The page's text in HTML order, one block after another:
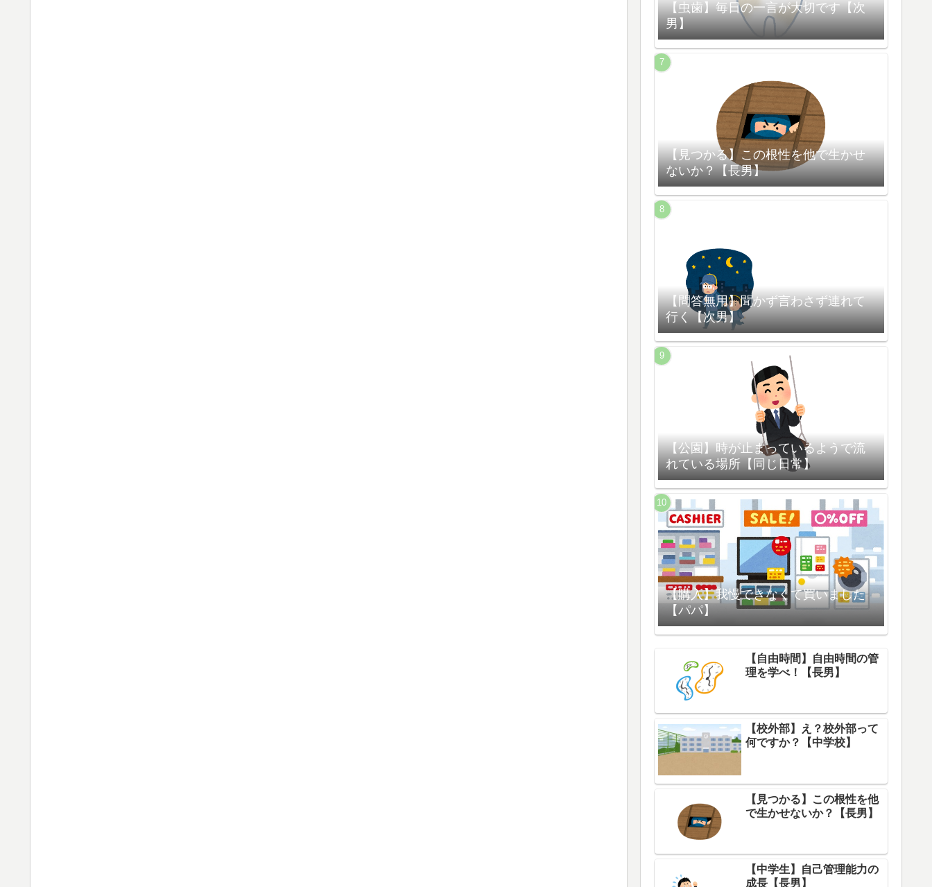
【虫歯】毎日の一言が大切です【次
男】
【見つかる】この根性を他で生かせ
ないか？【長男】
【問答無用】聞かず言わさず連れて
行く【次男】
【公園】時が止まっているようで流
れている場所【同じ日常】
【購入】我慢できなくて買いました
【パパ】
【自由時間】自由時間の管
理を学べ！【長男】
【校外部】え？校外部って
何ですか？【中学校】
【見つかる】この根性を他
で生かせないか？【長男】
【中学生】自己管理能力の
成長【長男】